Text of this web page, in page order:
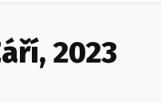
2023